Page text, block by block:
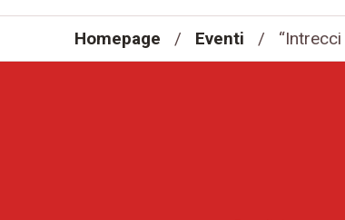
Homepage / Eventi /